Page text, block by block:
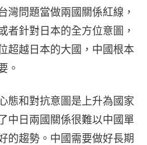
灣問題當做兩國關係紅線，
者針對日本的全方位意圖，
超越日本的大國，中國根本
。
態和對抗意圖是上升為國家
中日兩國關係很難以中國單
的趨勢。中國需要做好長期